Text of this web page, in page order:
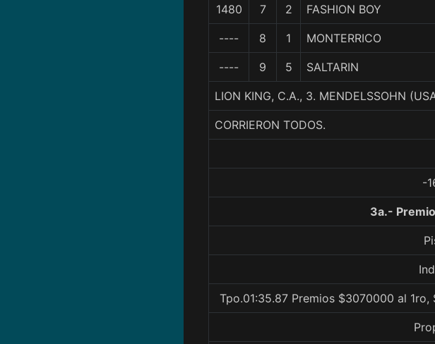
1480 7 2 FASHION BOY
---- 8 1 MONTERRICO
---- 9 5 SALTARIN
LION KING, C.A., 3. MENDELSSOHN
CORRIERON TODOS.
-
3a.-
Tpo.01:35.87 Premios $3070000 al